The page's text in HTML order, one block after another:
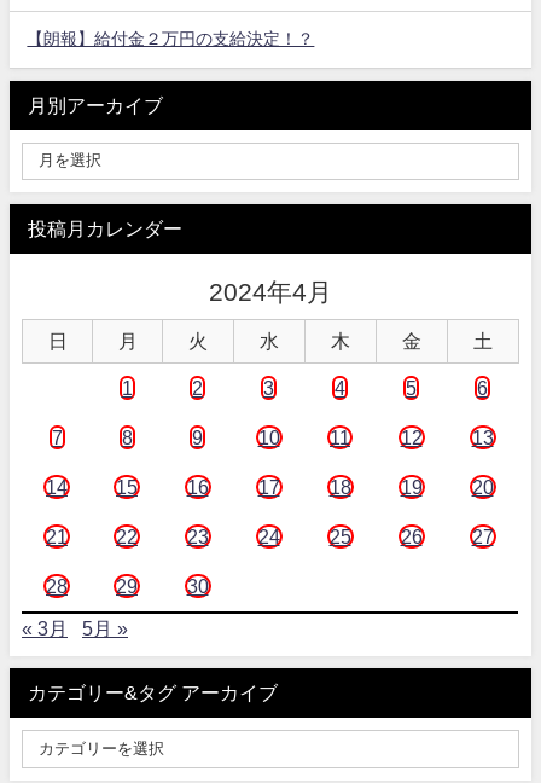
【朗報】給付金２万円の支給決定！？
月別アーカイブ
投稿月カレンダー
2024年4月
日 月 火 水 木 金 土
1 2 3 4 5 6
7 8 9 10 11 12 13
14 15 16 17 18 19 20
21 22 23 24 25 26 27
28 29 30
« 3月 5月 »
カテゴリー&タグ アーカイブ